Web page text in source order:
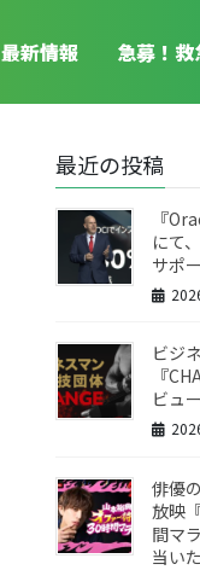
最新情報 急募！
最近の投稿
『
にて
サポ
ビジ
『
ビュ
俳優
放映
間マ
当い